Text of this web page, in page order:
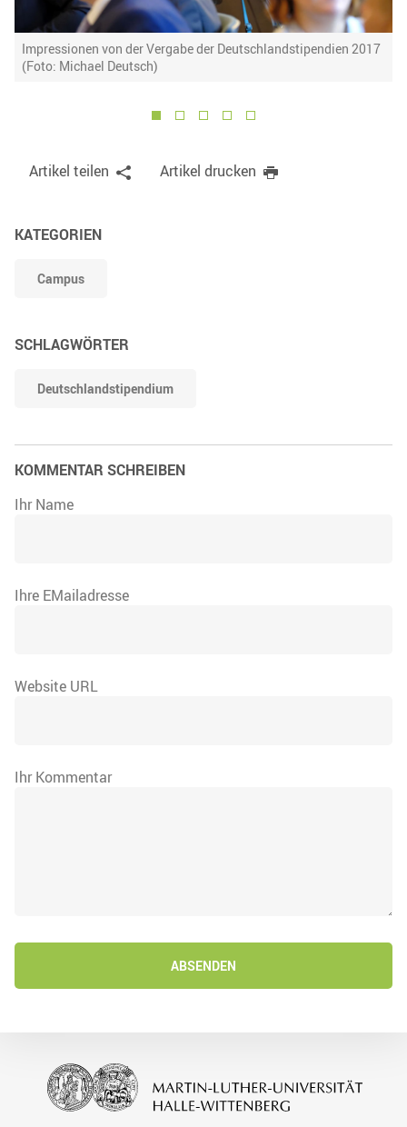
Impressionen von der Vergabe der Deutschlandstipendien 2017
(Foto: Michael Deutsch)
Artikel teilen Artikel drucken
KATEGORIEN
Campus
SCHLAGWÖRTER
Deutschlandstipendium
KOMMENTAR SCHREIBEN
Ihr Name
Ihre EMailadresse
Website URL
Ihr Kommentar
ABSENDEN